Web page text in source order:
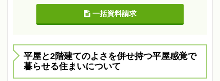
一括資料請求
平屋と2階建てのよさを併せ持つ平屋感覚で
暮らせる住まいについて